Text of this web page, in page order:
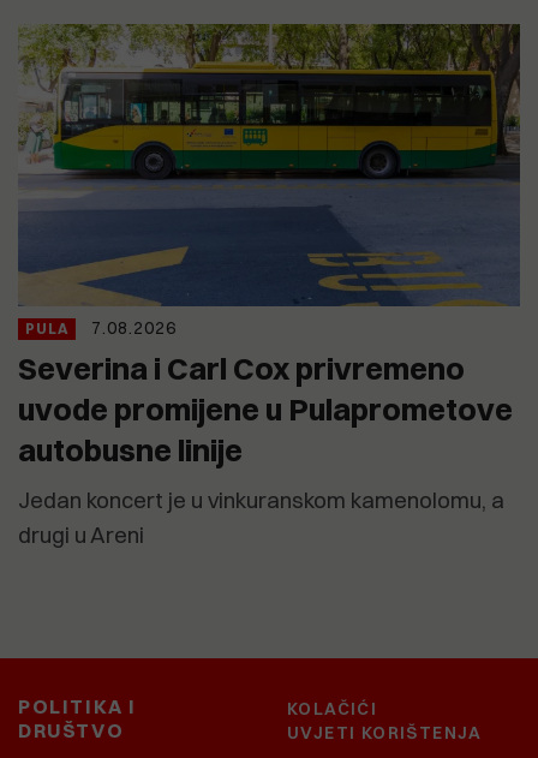
PULA 7.08.2026
Severina i Carl Cox privremeno
uvode promijene u Pulaprometove
autobusne linije
Jedan koncert je u vinkuranskom kamenolomu, a
drugi u Areni
POLITIKA I
DRUŠTVO
KOLAČIĆI
UVJETI KORIŠTENJA